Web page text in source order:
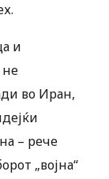
и
не
во Иран,
– рече
„војна“